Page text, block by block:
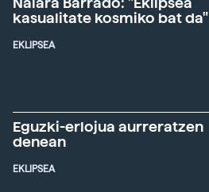
kasualitate kosmiko bat da"
EKLIPSEA
Eguzki-erlojua aurreratzen
denean
EKLIPSEA